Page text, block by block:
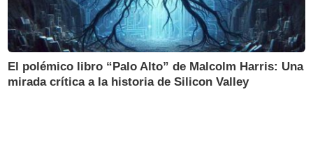
El polémico libro “Palo Alto” de Malcolm Harris: Una
mirada crítica a la historia de Silicon Valley